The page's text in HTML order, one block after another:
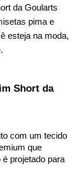
da Goularts
pima e
esteja na moda,
Short da
com um tecido
que
projetado para